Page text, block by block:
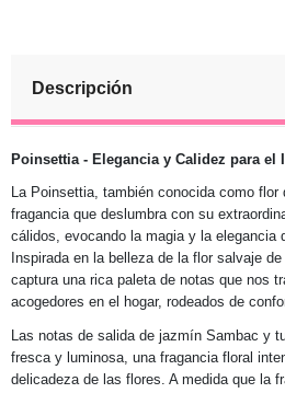
Descripción
Poinsettia - Elegancia y Calidez para el
La Poinsettia, también conocida como flor
fragancia que deslumbra con su
cálidos, evocando la magia y la elegancia
Inspirada en la belleza de la flor salvaje
captura una rica paleta de notas que nos
acogedores en el hogar, rodeados de
Las notas de salida de jazmín Sambac y
fresca y luminosa, una fragancia floral
delicadeza de las flores. A medida que la